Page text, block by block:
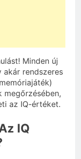
Minden új
akár rendszeres
megőrzésében,
az IQ-értéket.
IQ